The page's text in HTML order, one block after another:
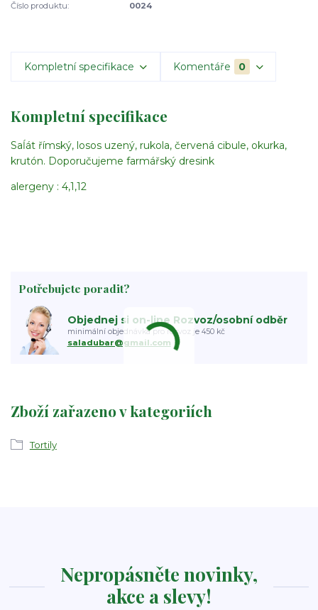
Číslo produktu: 0024
Kompletní specifikace Komentáře 0
Kompletní specifikace
Saĺát římský, losos uzený, rukola, červená cibule, okurka,
krutón. Doporučujeme farmářský dresink
alergeny : 4,1,12
Zboží zařazeno v kategoriích
Tortily
Potřebujete poradit?
Objednej si on-line Rozvoz/osobní odběr
minimální objednávka pro rozvoz je 450 kč
saladubar@gmail.com
Nepropásněte novinky,
akce a slevy!